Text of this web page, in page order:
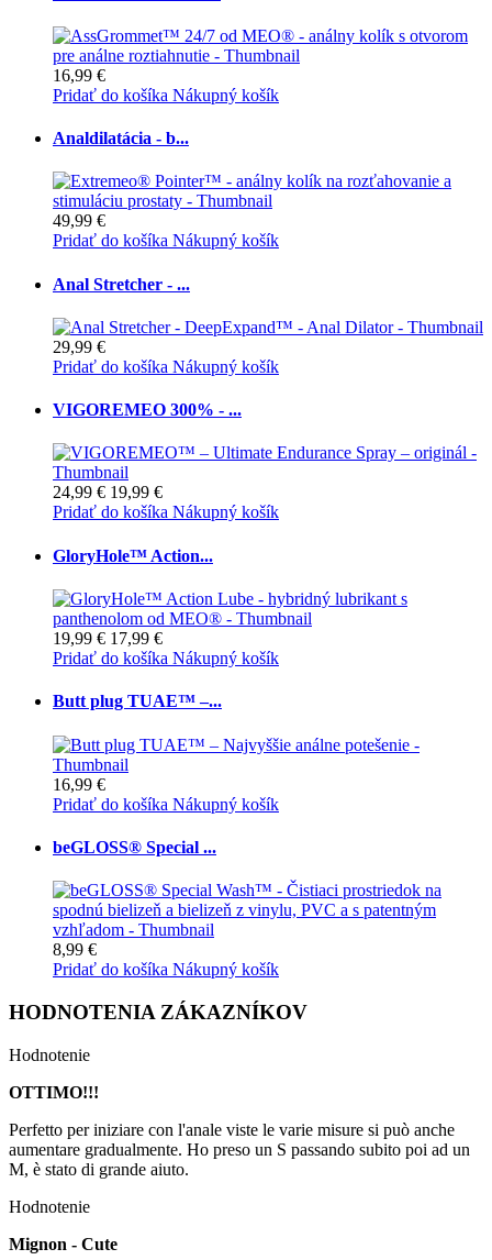
16,99 €
Pridať do košíka Nákupný košík
Analdilatácia - b...
49,99 €
Pridať do košíka Nákupný košík
Anal Stretcher - ...
29,99 €
Pridať do košíka Nákupný košík
VIGOREMEO 300% - ...
24,99 € 19,99 €
Pridať do košíka Nákupný košík
GloryHole™ Action...
19,99 € 17,99 €
Pridať do košíka Nákupný košík
Butt plug TUAE™ –...
16,99 €
Pridať do košíka Nákupný košík
beGLOSS® Special ...
8,99 €
Pridať do košíka Nákupný košík
HODNOTENIA ZÁKAZNÍKOV
Hodnotenie
OTTIMO!!!
Perfetto per iniziare con l'anale viste le varie misure si può anche
aumentare gradualmente. Ho preso un S passando subito poi ad un
M, è stato di grande aiuto.
Hodnotenie
Mignon - Cute